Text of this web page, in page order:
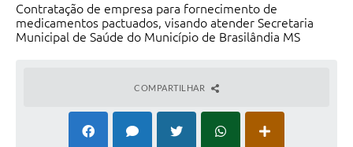
Contratação de empresa para fornecimento de
medicamentos pactuados, visando atender Secretaria
Municipal de Saúde do Município de Brasilândia MS
COMPARTILHAR